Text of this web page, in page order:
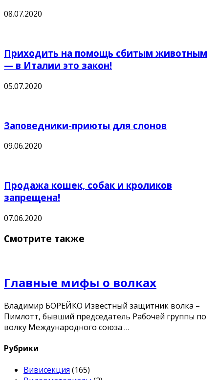
08.07.2020
Приходить на помощь сбитым животным
— в Италии это закон!
05.07.2020
Заповедники-приюты для слонов
09.06.2020
Продажа кошек, собак и кроликов
запрещена!
07.06.2020
Смотрите также
Главные мифы о волках
Владимир БОРЕЙКО Известный защитник волка –
Пимлотт, бывший председатель Рабочей группы по
волку Международного союза …
Рубрики
Вивисекция (165)